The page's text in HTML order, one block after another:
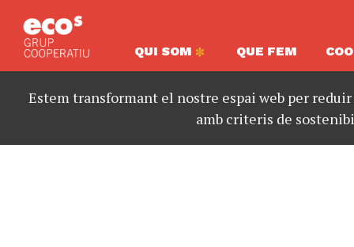
QUI SOM QUE FEM
Estem transformant el nostre espai web per
amb criteris de